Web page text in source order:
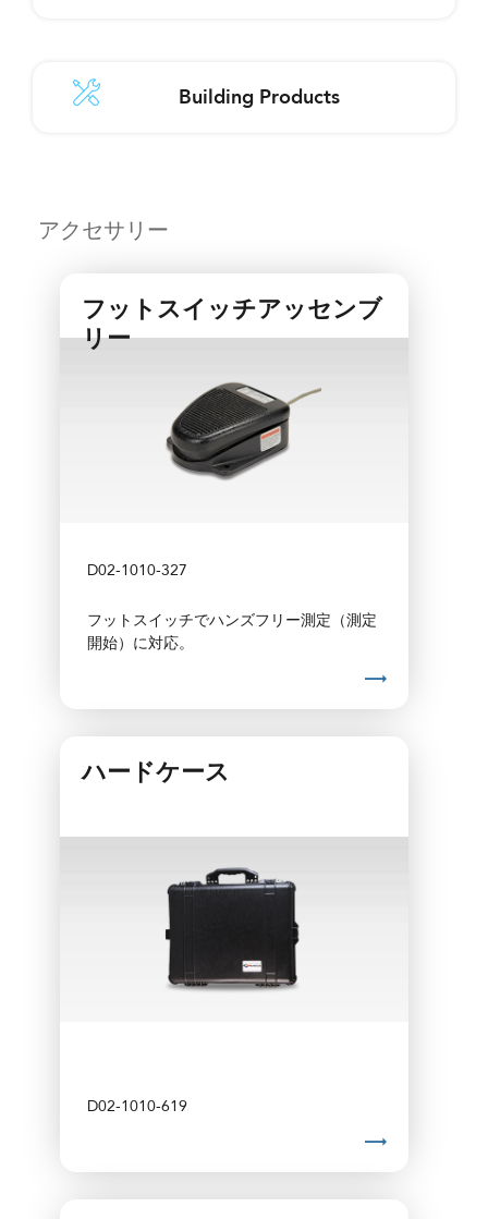
Building Products
アクセサリー
フットスイッチアッセンブ
リー
D02-1010-327
フットスイッチでハンズフリー測定（測定
開始）に対応。
ハードケース
D02-1010-619